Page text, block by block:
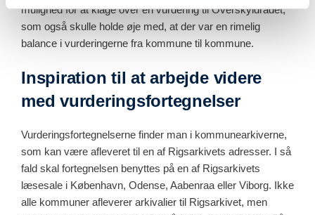
mulighed for at klage over en vurdering til Overskyldrådet,
som også skulle holde øje med, at der var en rimelig
balance i vurderingerne fra kommune til kommune.
Inspiration til at arbejde videre
med vurderingsfortegnelser
Vurderingsfortegnelserne finder man i kommunearkiverne,
som kan være afleveret til en af Rigsarkivets adresser. I så
fald skal fortegnelsen benyttes på en af Rigsarkivets
læsesale i København, Odense, Aabenraa eller Viborg. Ikke
alle kommuner afleverer arkivalier til Rigsarkivet, men